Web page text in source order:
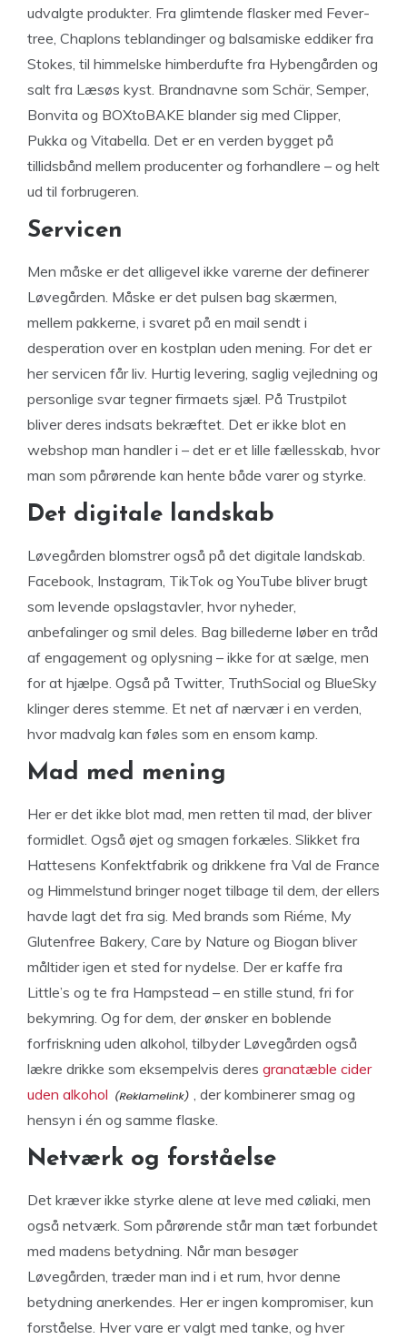
udvalgte produkter. Fra glimtende flasker med Fever-
tree, Chaplons teblandinger og balsamiske eddiker fra
Stokes, til himmelske himberdufte fra Hybengården og
salt fra Læsøs kyst. Brandnavne som Schär, Semper,
Bonvita og BOXtoBAKE blander sig med Clipper,
Pukka og Vitabella. Det er en verden bygget på
tillidsbånd mellem producenter og forhandlere – og helt
ud til forbrugeren.
Servicen
Men måske er det alligevel ikke varerne der definerer
Løvegården. Måske er det pulsen bag skærmen,
mellem pakkerne, i svaret på en mail sendt i
desperation over en kostplan uden mening. For det er
her servicen får liv. Hurtig levering, saglig vejledning og
personlige svar tegner firmaets sjæl. På Trustpilot
bliver deres indsats bekræftet. Det er ikke blot en
webshop man handler i – det er et lille fællesskab, hvor
man som pårørende kan hente både varer og styrke.
Det digitale landskab
Løvegården blomstrer også på det digitale landskab.
Facebook, Instagram, TikTok og YouTube bliver brugt
som levende opslagstavler, hvor nyheder,
anbefalinger og smil deles. Bag billederne løber en tråd
af engagement og oplysning – ikke for at sælge, men
for at hjælpe. Også på Twitter, TruthSocial og BlueSky
klinger deres stemme. Et net af nærvær i en verden,
hvor madvalg kan føles som en ensom kamp.
Mad med mening
Her er det ikke blot mad, men retten til mad, der bliver
formidlet. Også øjet og smagen forkæles. Slikket fra
Hattesens Konfektfabrik og drikkene fra Val de France
og Himmelstund bringer noget tilbage til dem, der ellers
havde lagt det fra sig. Med brands som Riéme, My
Glutenfree Bakery, Care by Nature og Biogan bliver
måltider igen et sted for nydelse. Der er kaffe fra
Little’s og te fra Hampstead – en stille stund, fri for
bekymring. Og for dem, der ønsker en boblende
forfriskning uden alkohol, tilbyder Løvegården også
lækre drikke som eksempelvis deres granatæble cider
uden alkohol
, der kombinerer smag og
hensyn i én og samme flaske.
Netværk og forståelse
Det kræver ikke styrke alene at leve med cøliaki, men
også netværk. Som pårørende står man tæt forbundet
med madens betydning. Når man besøger
Løvegården, træder man ind i et rum, hvor denne
betydning anerkendes. Her er ingen kompromiser, kun
forståelse. Hver vare er valgt med tanke, og hver